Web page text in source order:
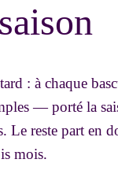
: à chaque
— porté la
Le reste part en
mois.